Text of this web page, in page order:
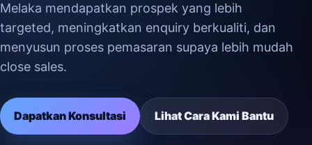
Melaka mendapatkan prospek yang lebih
targeted, meningkatkan enquiry berkualiti, dan
menyusun proses pemasaran supaya lebih mudah
close sales.
Dapatkan Konsultasi Lihat Cara Kami Bantu